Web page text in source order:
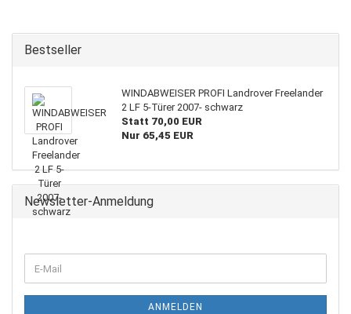
Bestseller
WINDABWEISER PROFI Landrover Freelander
2 LF 5-Türer 2007- schwarz
Statt 70,00 EUR
Nur 65,45 EUR
Newsletter-Anmeldung
ZUR
E-
Mail
ANMELDEN